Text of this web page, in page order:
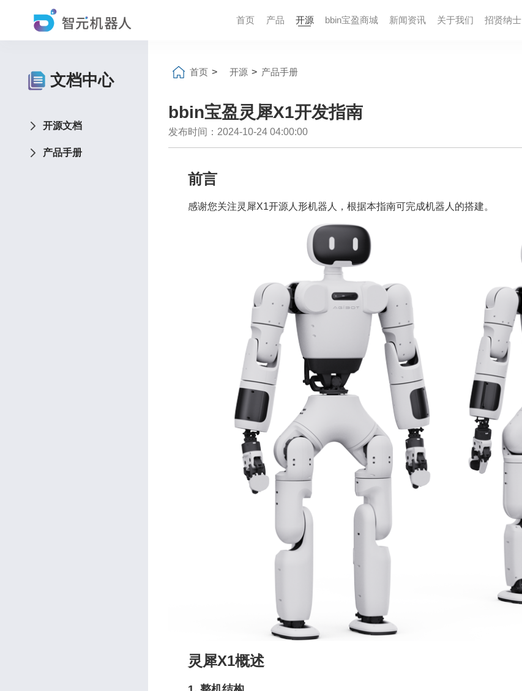
首页 产品 开源 bbin宝盈商城 新闻资讯 关于我们 招贤纳⼠
文档中心
开源文档
产品手册
首页 > 开源 > 产品手册
bbin宝盈灵犀X1开发指南
发布时间：2024-10-24 04:00:00
前言
感谢您关注灵犀X1开源人形机器人，根据本指南可完成机器人的搭建。
灵犀X1概述